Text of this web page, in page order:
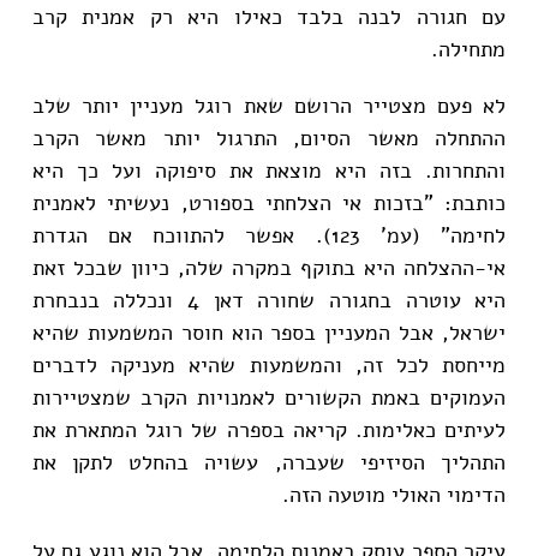
עם חגורה לבנה בלבד כאילו היא רק אמנית קרב
מתחילה.
לא פעם מצטייר הרושם שאת רוגל מעניין יותר שלב
ההתחלה מאשר הסיום, התרגול יותר מאשר הקרב
והתחרות. בזה היא מוצאת את סיפוקה ועל כך היא
כותבת: "בזכות אי הצלחתי בספורט, נעשיתי לאמנית
לחימה" (עמ' 123). אפשר להתווכח אם הגדרת
אי-ההצלחה היא בתוקף במקרה שלה, כיוון שבכל זאת
היא עוטרה בחגורה שחורה דאן 4 ונכללה בנבחרת
ישראל, אבל המעניין בספר הוא חוסר המשמעות שהיא
מייחסת לכל זה, והמשמעות שהיא מעניקה לדברים
העמוקים באמת הקשורים לאמנויות הקרב שמצטיירות
לעיתים כאלימות. קריאה בספרה של רוגל המתארת את
התהליך הסיזיפי שעברה, עשויה בהחלט לתקן את
הדימוי האולי מוטעה הזה.